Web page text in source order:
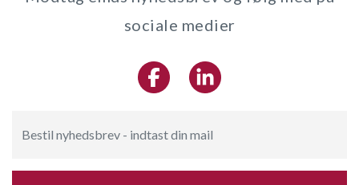
sociale medier